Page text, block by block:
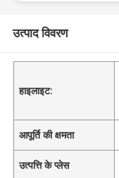
उत्पाद विवरण
हाइलाइट:
आपूर्ति की क्षमता
उत्पत्ति के प्लेस